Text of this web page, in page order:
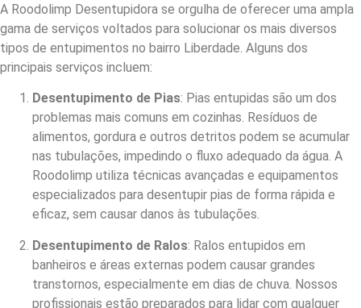
A Roodolimp Desentupidora se orgulha de oferecer uma ampla
gama de serviços voltados para solucionar os mais diversos
tipos de entupimentos no bairro Liberdade. Alguns dos
principais serviços incluem:
Desentupimento de Pias: Pias entupidas são um dos
problemas mais comuns em cozinhas. Resíduos de
alimentos, gordura e outros detritos podem se acumular
nas tubulações, impedindo o fluxo adequado da água. A
Roodolimp utiliza técnicas avançadas e equipamentos
especializados para desentupir pias de forma rápida e
eficaz, sem causar danos às tubulações.
Desentupimento de Ralos: Ralos entupidos em
banheiros e áreas externas podem causar grandes
transtornos, especialmente em dias de chuva. Nossos
profissionais estão preparados para lidar com qualquer